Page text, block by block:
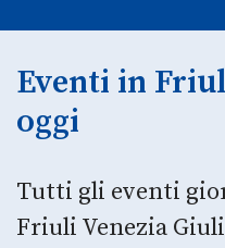
Eventi in
oggi
Tutti gli eventi
Friuli Venezia